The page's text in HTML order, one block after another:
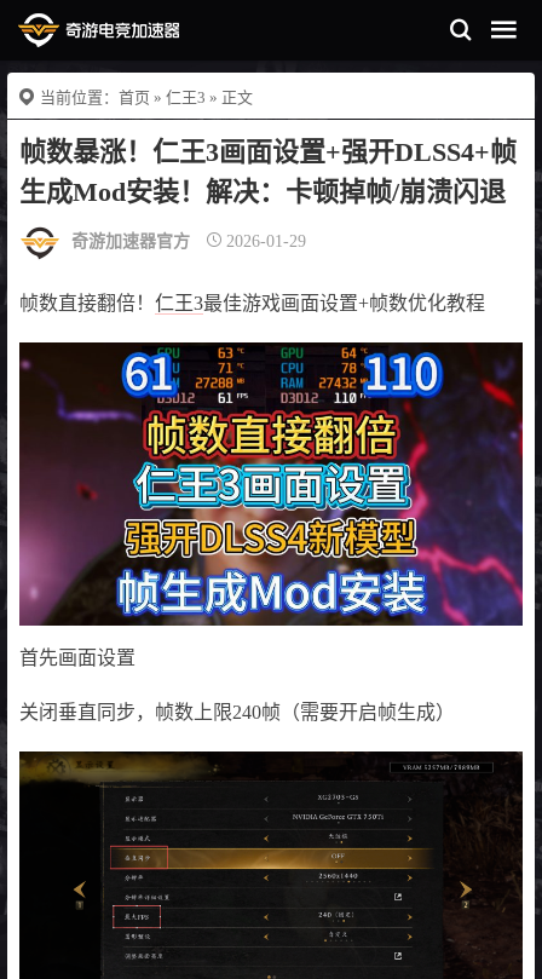
当前位置： 首页 » 仁王3 » 正文
帧数暴涨！仁王3画面设置+强开DLSS4+帧
生成Mod安装！解决：卡顿掉帧/崩溃闪退
奇游加速器官方 2026-01-29
帧数直接翻倍！ 仁王3最佳游戏画面设置+帧数优化教程
首先画面设置
关闭垂直同步，帧数上限240帧（需要开启帧生成）